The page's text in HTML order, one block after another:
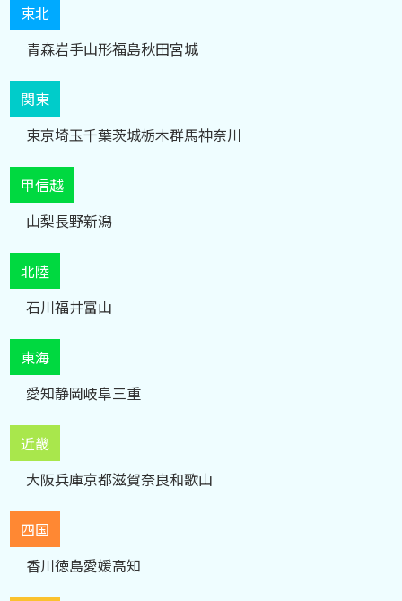
東北
青森岩手山形福島秋田宮城
関東
東京埼玉千葉茨城栃木群馬神奈川
甲信越
山梨長野新潟
北陸
石川福井富山
東海
愛知静岡岐阜三重
近畿
大阪兵庫京都滋賀奈良和歌山
四国
香川徳島愛媛高知